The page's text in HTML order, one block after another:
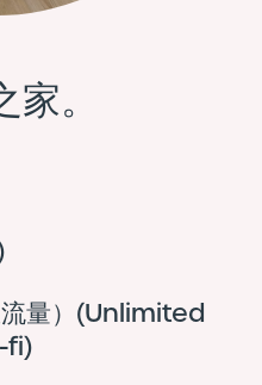
。
量）(Unlimited
fi)